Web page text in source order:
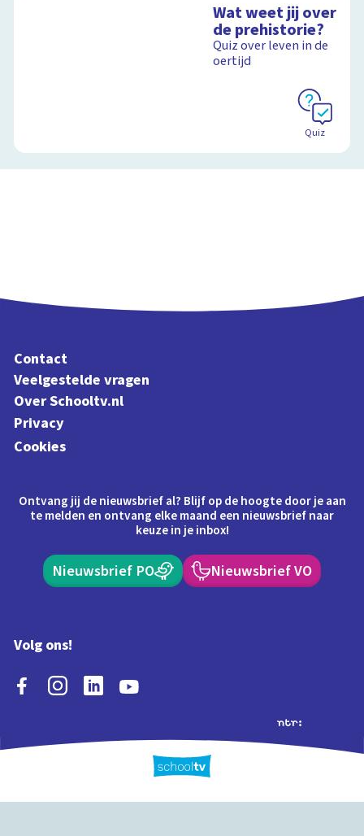
Wat weet jij over
de prehistorie?
Quiz over leven in de
oertijd
Quiz
Contact
Veelgestelde vragen
Over Schooltv.nl
Privacy
Cookies
Ontvang jij de nieuwsbrief al? Blijf op de hoogte door je aan
te melden en ontvang elke maand een nieuwsbrief naar
keuze in je inbox!
Nieuwsbrief PO Nieuwsbrief VO
Volg ons!